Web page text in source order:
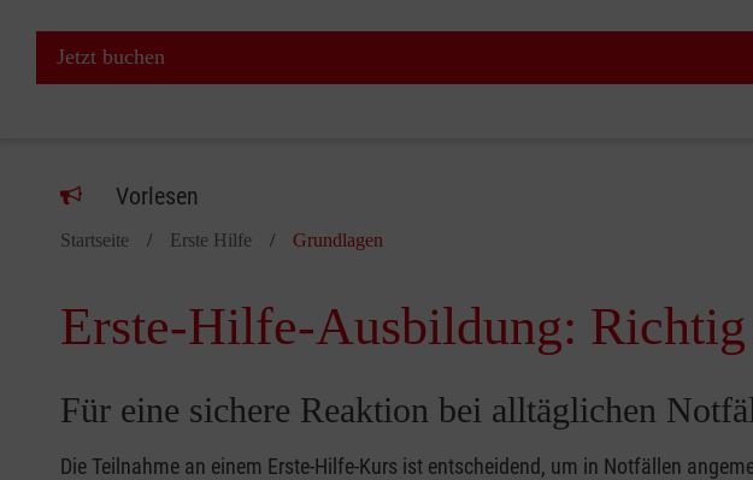
Jetzt buchen
Vorlesen
Startseite Erste Hilfe Grundlagen
Erste-Hilfe-Ausbildung:
Für eine sichere Reaktion bei alltäglichen
Die Teilnahme an einem Erste-Hilfe-Kurs ist entscheidend, um in Notfällen